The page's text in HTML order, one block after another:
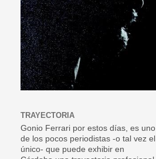
TRAYECTORIA
Gonio Ferrari por estos días, es uno
de los pocos periodistas -o tal vez el
único- que puede exhibir en